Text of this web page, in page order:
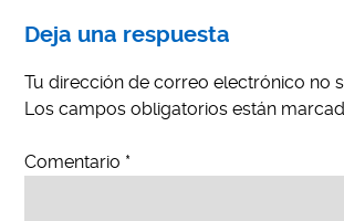
Deja una respuesta
Tu dirección de correo electrónico no
Los campos obligatorios están
Comentario *